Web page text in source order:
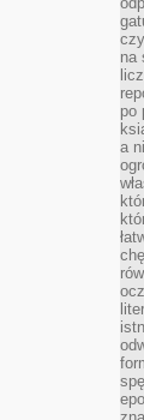
na
po
a